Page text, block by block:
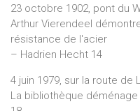
23 octobre 1902, pont du
Arthur Vierendeel
résistance de l'acier
– Hadrien Hecht 14
4 juin 1979, sur la route de
La bibliothèque déménage